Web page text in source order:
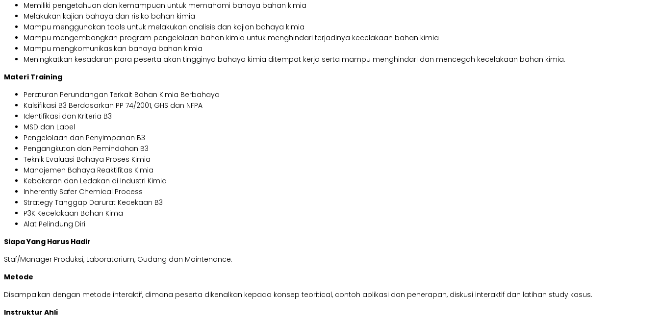
Memiliki pengetahuan dan kemampuan untuk memahami bahaya bahan kimia
Melakukan kajian bahaya dan risiko bahan kimia
Mampu menggunakan tools untuk melakukan analisis dan kajian bahaya kimia
Mampu mengembangkan program pengelolaan bahan kimia untuk menghindari terjadinya kecelakaan bahan kimia
Mampu mengkomunikasikan bahaya bahan kimia
Meningkatkan kesadaran para peserta akan tingginya bahaya kimia ditempat kerja serta mampu menghindari dan mencegah kecelakaan bahan kimia.
Materi Training
Peraturan Perundangan Terkait Bahan Kimia Berbahaya
Kalsifikasi B3 Berdasarkan PP 74/2001, GHS dan NFPA
Identifikasi dan Kriteria B3
MSD dan Label
Pengelolaan dan Penyimpanan B3
Pengangkutan dan Pemindahan B3
Teknik Evaluasi Bahaya Proses Kimia
Manajemen Bahaya Reaktifitas Kimia
Kebakaran dan Ledakan di Industri Kimia
Inherently Safer Chemical Process
Strategy Tanggap Darurat Kecekaan B3
P3K Kecelakaan Bahan Kima
Alat Pelindung Diri
Siapa Yang Harus Hadir
Staf/Manager Produksi, Laboratorium, Gudang dan Maintenance.
Metode
Disampaikan dengan metode interaktif, dimana peserta dikenalkan kepada konsep teoritical, contoh aplikasi dan penerapan, diskusi interaktif dan latihan study kasus.
Instruktur Ahli